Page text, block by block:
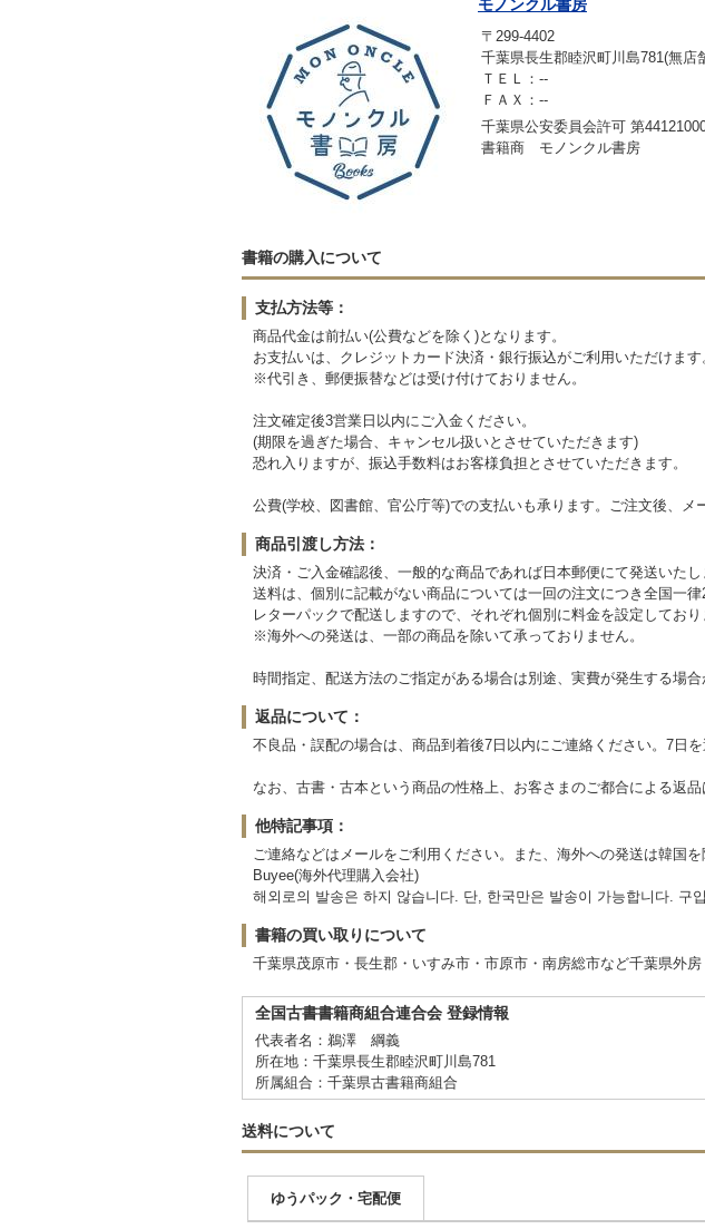
モノンクル書房
〒299-4402
千葉県長生郡睦沢町川島781(無店
ＴＥＬ：--
ＦＡＸ：--
千葉県公安委員会許可 第
書籍商 モノンクル書房
書籍の購入について
支払方法等：
商品代金は前払い(公費などを除く)となります。
お支払いは、クレジットカード決済・銀行振込がご利用いただけます
※代引き、郵便振替などは受け付けておりません。
注文確定後3営業日以内にご入金ください。
(期限を過ぎた場合、キャンセル扱いとさせていただきます)
恐れ入りますが、振込手数料はお客様負担とさせていただきます。
公費(学校、図書館、官公庁等)での支払いも承ります。ご注文後、
商品引渡し方法：
決済・ご入金確認後、一般的な商品であれば日本郵便にて発送いたし
送料は、個別に記載がない商品については一回の注文につき全国一
レターパックで配送しますので、それぞれ個別に料金を設定しており
※海外への発送は、一部の商品を除いて承っておりません。
時間指定、配送方法のご指定がある場合は別途、実費が発生する場
返品について：
不良品・誤配の場合は、商品到着後7日以内にご連絡ください。7日
なお、古書・古本という商品の性格上、お客さまのご都合による返品
他特記事項：
ご連絡などはメールをご利用ください。また、海外への発送は韓国
Buyee(海外代理購入会社)
해외로의 발송은 하지 않습니다. 단, 한국만은 발송이 가능합니다. 구
書籍の買い取りについて
千葉県茂原市・長生郡・いすみ市・市原市・南房総市など千葉県外
全国古書書籍商組合連合会 登録情報
代表者名：鵜澤 綱義
所在地：千葉県長生郡睦沢町川島781
所属組合：千葉県古書籍商組合
送料について
ゆうパック・宅配便